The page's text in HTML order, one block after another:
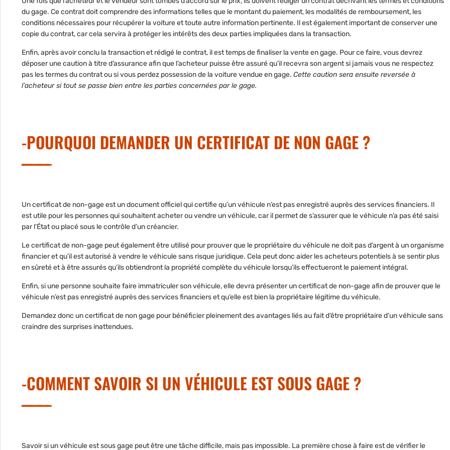
du gage. Ce contrat doit comprendre des informations telles que le montant du paiement, les modalités de remboursement, les
conditions nécessaires pour récupérer la voiture et toute autre information pertinente. Il est également important de conserver une
copie du contrat, car cela servira à protéger les intérêts des deux parties impliquées dans la transaction.
Enfin, après avoir conclu la transaction et rédigé le contrat, il est temps de finaliser la vente en gage. Pour ce faire, vous devrez
déposer une caution à titre d’assurance afin que l’acheteur puisse être assuré qu’il recevra son argent si jamais vous ne respectez
pas les termes du contrat ou si vous perdez possession de la voiture vendue en gage. Cette caution sera ensuite reversée à
l’acheteur si tout se passe bien entre les parties concernées par le gage.
-POURQUOI DEMANDER UN CERTIFICAT DE NON GAGE ?
Un certificat de non-gage est un document officiel qui certifie qu’un véhicule n’est pas enregistré auprès des services financiers. Il
est utile pour les personnes qui souhaitent acheter ou vendre un véhicule, car il permet de s’assurer que le véhicule n’a pas été saisi
par l’État ou placé sous le contrôle d’un créancier.
Le certificat de non-gage peut également être utilisé pour prouver que le propriétairedu véhicule ne doit pas d’argent à un organisme
financier et qu’il est autorisé à vendre le véhicule sans risque juridique. Cela peut donc aider les acheteurs potentiels à se sentir plus
en sûreté et à être assurés qu’ils obtiendront la propriété complète du véhicule lorsqu’ils effectueront le paiement intégral.
Enfin, si une personne souhaite faire immatriculer son véhicule,elle devra présenter un certificat de non-gage afin de prouver que le
véhicule n’est pas enregistré auprès des services financiers et qu’elle est bien la propriétaire légitime du véhicule.
Demandez donc un certificat de non gage pour bénéficier pleinementdes avantages liés au fait d’être propriétaire d’un véhicule sans
craindre des surprises inattendues.
-COMMENT SAVOIR SI UN VÉHICULE EST SOUS GAGE ?
Savoir si un véhicule est sous gage peut être une tâche difficile, mais pas impossible. La première chose à faire est de vérifier le